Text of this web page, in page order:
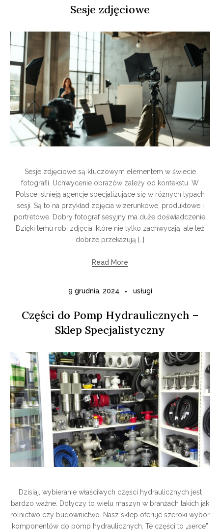
Sesje zdjęciowe
Sesje zdjęciowe są kluczowym elementem w świecie
fotografii. Uchwycenie obrazów zależy od kontekstu. W
Polsce istnieją agencje specjalizujące się w różnych typach
sesji. Są to na przykład zdjęcia wizerunkowe, produktowe i
portretowe. Dobry fotograf sesyjny ma duże doświadczenie.
Dzięki temu robi zdjęcia, które nie tylko zachwycają, ale też
dobrze przekazują […]
Read More
9 grudnia, 2024 usługi
Części do Pomp Hydraulicznych –
Sklep Specjalistyczny
Dzisiaj, wybieranie właściwych części hydraulicznych jest
bardzo ważne. Dotyczy to wielu maszyn w branżach takich jak
rolnictwo czy budownictwo. Nasz sklep oferuje szeroki wybór
komponentów do pomp hydraulicznych. Te części to „serce”